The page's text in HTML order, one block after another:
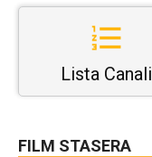
Lista Canali
FILM STASERA